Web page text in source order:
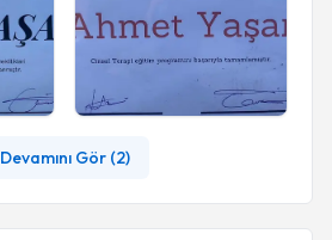
Devamını Gör (2)